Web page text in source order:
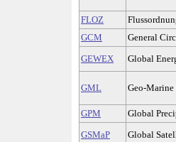
FLOZ
GCM
General
GEWEX
Global
GML Geo-Marine
GPM
Global
GSMaP
Global